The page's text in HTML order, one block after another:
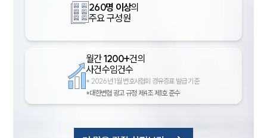
260명 이상의
주요 구성원
월간1200+건의
사건수임건수
* 2026년 1월 변호사협회 경유증표 발급 기준
*대한변협 광고 규정 제4조 제1호 준수